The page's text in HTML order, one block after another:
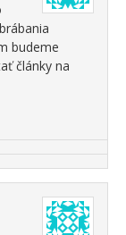
budeme
články na